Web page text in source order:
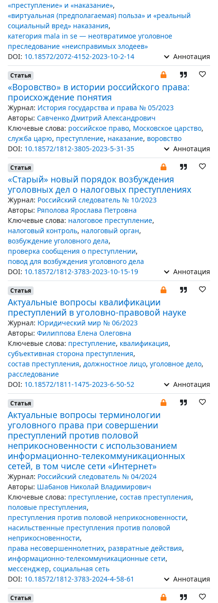
«преступление» и «наказание»,
«виртуальная (предполагаемая) польза» и «реальный
социальный вред» наказания,
категория mala in se — неотвратимое уголовное
преследование «неисправимых злодеев»
DOI: 10.18572/2072-4152-2023-10-2-14 Аннотация
Статья
«Воровство» в истории российского права:
происхождение понятия
Журнал: История государства и права № 05/2023
Авторы: Савченко Дмитрий Александрович
Ключевые слова: российское право, Московское царство,
служба царю, преступление, наказание, воровство
DOI: 10.18572/1812-3805-2023-5-31-35 Аннотация
Статья
«Старый» новый порядок возбуждения
уголовных дел о налоговых преступлениях
Журнал: Российский следователь № 10/2023
Авторы: Ряполова Ярослава Петровна
Ключевые слова: налоговое преступление,
налоговый контроль, налоговый орган,
возбуждение уголовного дела,
проверка сообщения о преступлении,
повод для возбуждения уголовного дела
DOI: 10.18572/1812-3783-2023-10-15-19 Аннотация
Статья
Актуальные вопросы квалификации
преступлений в уголовно-правовой науке
Журнал: Юридический мир № 06/2023
Авторы: Филиппова Елена Олеговна
Ключевые слова: преступление, квалификация,
субъективная сторона преступления,
состав преступления, должностное лицо, уголовное дело,
расследование
DOI: 10.18572/1811-1475-2023-6-50-52 Аннотация
Статья
Актуальные вопросы терминологии
уголовного права при совершении
преступлений против половой
неприкосновенности с использованием
информационно-телекоммуникационных
сетей, в том числе сети «Интернет»
Журнал: Российский следователь № 04/2024
Авторы: Шабанов Николай Владимирович
Ключевые слова: преступление, состав преступления,
половые преступления,
преступления против половой неприкосновенности,
насильственные преступления против половой
неприкосновенности,
права несовершеннолетних, развратные действия,
информационно-телекоммуникационные сети,
мессенджер, социальная сеть
DOI: 10.18572/1812-3783-2024-4-58-61 Аннотация
Статья